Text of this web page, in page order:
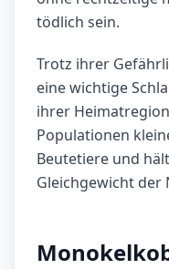
tödlich sein.
Trotz ihrer
eine wichtige
ihrer
Populationen
Beutetiere und
Gleichgewicht der